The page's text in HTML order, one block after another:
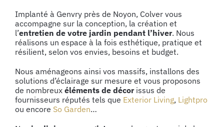
Implanté à Genvry près de Noyon, Colver vous
accompagne sur la conception, la création et
l’entretien de votre jardin pendant l’hiver. Nous
réalisons un espace à la fois esthétique, pratique et
résilient, selon vos envies, besoins et budget.
Nous aménageons ainsi vos massifs, installons des
solutions d’éclairage sur mesure et vous proposons
de nombreux éléments de décorissus de
fournisseurs réputés tels que Exterior Living, Lightpro
ou encore So Garden…